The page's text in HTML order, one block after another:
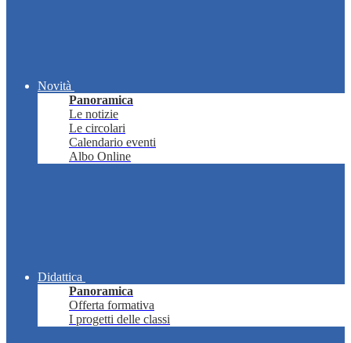
Novità
Panoramica
Le notizie
Le circolari
Calendario eventi
Albo Online
Didattica
Panoramica
Offerta formativa
I progetti delle classi